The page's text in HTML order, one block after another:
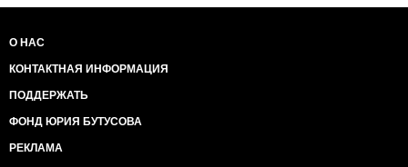
О НАС
КОНТАКТНАЯ ИНФОРМАЦИЯ
ПОДДЕРЖАТЬ
ФОНД ЮРИЯ БУТУСОВА
РЕКЛАМА